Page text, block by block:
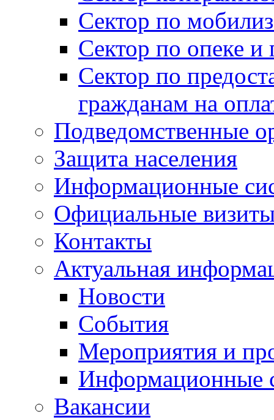
Сектор по
Сектор по опеке и
Сектор по
гражданам на
Подведомственные
Защита населения
Информационные
Официальные
Контакты
Актуальная
Новости
События
Мероприятия и
Информационные
Вакансии